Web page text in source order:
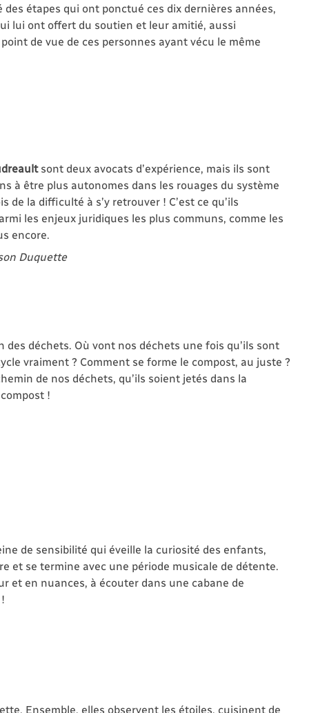
étapes qui ont ponctué ces dix dernières années,
lui ont offert du soutien et leur amitié, aussi
de vue de ces personnes ayant vécu le même
sont deux avocats d’expérience, mais ils sont
à être plus autonomes dans les rouages du système
la difficulté à s’y retrouver ! C’est ce qu’ils
les enjeux juridiques les plus communs, comme les
encore.
Duquette
déchets. Où vont nos déchets une fois qu’ils sont
vraiment ? Comment se forme le compost, au juste ?
de nos déchets, qu’ils soient jetés dans la
!
de sensibilité qui éveille la curiosité des enfants,
et se termine avec une période musicale de détente.
et en nuances, à écouter dans une cabane de
Ensemble, elles observent les étoiles, cuisinent de